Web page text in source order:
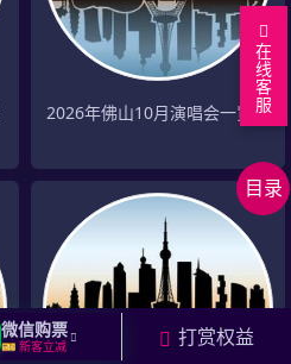
目录
返
顶
部
山
演
唱
会
列
表
分
页
相
关
城
市
演
相
关
明
星
返
回
上
2026年佛山10月演唱会一览表
在
线
客
服
微信购票
🎫 新客立减 打赏权益